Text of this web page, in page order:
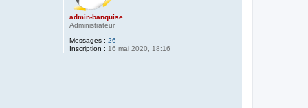
admin-banquise
Administrateur
Messages : 26
Inscription : 16 mai 2020, 18:16